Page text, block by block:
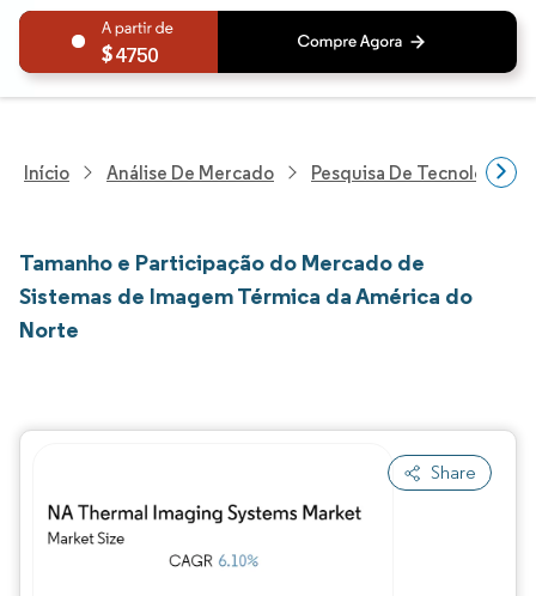
4750
Início Análise De Mercado Pesquisa De Tecnologia,
Tamanho e Participação do Mercado de
Sistemas de Imagem Térmica da América do
Norte
Share